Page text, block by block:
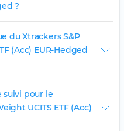
?
du Xtrackers S&P
(Acc) EUR-Hedged
suivi pour le
UCITS ETF (Acc)